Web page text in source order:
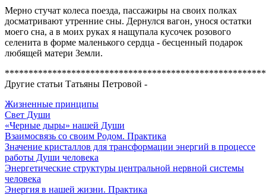
Мерно стучат колеса поезда, пассажиры на своих полках
досматривают утренние сны. Дернулся вагон, унося остатки
моего сна, а в моих руках я нащупала кусочек розового
селенита в форме маленького сердца - бесценный подарок
любящей матери Земли.
Другие статьи Татьяны Петровой -
Жизненные принципы
Свет Души
«Черные дыры» нашей Души
Взаимосвязь со своим Родом. Практика
Значение кристаллов для трансформации энергий в процессе
работы Души человека
Энергетические структуры центральной нервной системы
человека
Энергия в нашей жизни. Практика